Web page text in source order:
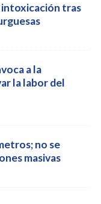
intoxicación tras
a la
la labor del
no se
masivas